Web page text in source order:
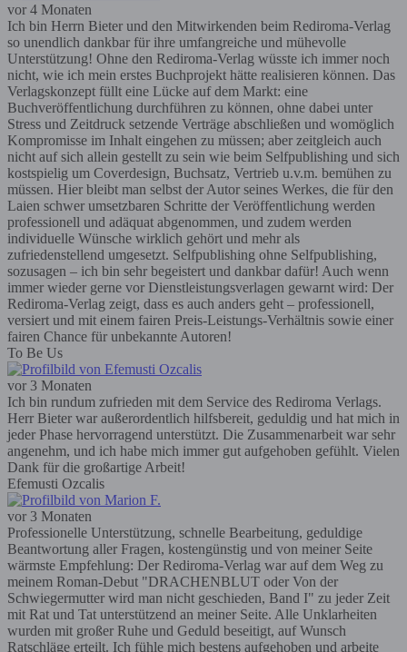
vor 4 Monaten
Ich bin Herrn Bieter und den Mitwirkenden beim Rediroma-Verlag
so unendlich dankbar für ihre umfangreiche und mühevolle
Unterstützung! Ohne den Rediroma-Verlag wüsste ich immer noch
nicht, wie ich mein erstes Buchprojekt hätte realisieren können. Das
Verlagskonzept füllt eine Lücke auf dem Markt: eine
Buchveröffentlichung durchführen zu können, ohne dabei unter
Stress und Zeitdruck setzende Verträge abschließen und womöglich
Kompromisse im Inhalt eingehen zu müssen; aber zeitgleich auch
nicht auf sich allein gestellt zu sein wie beim Selfpublishing und sich
kostspielig um Coverdesign, Buchsatz, Vertrieb u.v.m. bemühen zu
müssen. Hier bleibt man selbst der Autor seines Werkes, die für den
Laien schwer umsetzbaren Schritte der Veröffentlichung werden
professionell und adäquat abgenommen, und zudem werden
individuelle Wünsche wirklich gehört und mehr als
zufriedenstellend umgesetzt. Selfpublishing ohne Selfpublishing,
sozusagen – ich bin sehr begeistert und dankbar dafür! Auch wenn
immer wieder gerne vor Dienstleistungsverlagen gewarnt wird: Der
Rediroma-Verlag zeigt, dass es auch anders geht – professionell,
versiert und mit einem fairen Preis-Leistungs-Verhältnis sowie einer
fairen Chance für unbekannte Autoren!
To Be Us
vor 3 Monaten
Ich bin rundum zufrieden mit dem Service des Rediroma Verlags.
Herr Bieter war außerordentlich hilfsbereit, geduldig und hat mich in
jeder Phase hervorragend unterstützt. Die Zusammenarbeit war sehr
angenehm, und ich habe mich immer gut aufgehoben gefühlt. Vielen
Dank für die großartige Arbeit!
Efemusti Ozcalis
vor 3 Monaten
Professionelle Unterstützung, schnelle Bearbeitung, geduldige
Beantwortung aller Fragen, kostengünstig und von meiner Seite
wärmste Empfehlung: Der Rediroma-Verlag war auf dem Weg zu
meinem Roman-Debut "DRACHENBLUT oder Von der
Schwiegermutter wird man nicht geschieden, Band I" zu jeder Zeit
mit Rat und Tat unterstützend an meiner Seite. Alle Unklarheiten
wurden mit großer Ruhe und Geduld beseitigt, auf Wunsch
Ratschläge erteilt. Ich fühle mich bestens aufgehoben und arbeite